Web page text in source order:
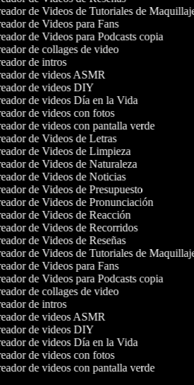
de Videos de Tutoriales de Maquillaje
de Videos para Fans
de Videos para Podcasts copia
de collages de video
de intros
de videos ASMR
de videos DIY
de videos Día en la Vida
de videos con fotos
de videos con pantalla verde
de Videos de Letras
de Videos de Limpieza
de Videos de Naturaleza
de Videos de Noticias
de Videos de Presupuesto
de Videos de Pronunciación
de Videos de Reacción
de Videos de Recorridos
de Videos de Reseñas
de Videos de Tutoriales de Maquillaje
de Videos para Fans
de Videos para Podcasts copia
de collages de video
de intros
de videos ASMR
de videos DIY
de videos Día en la Vida
de videos con fotos
de videos con pantalla verde